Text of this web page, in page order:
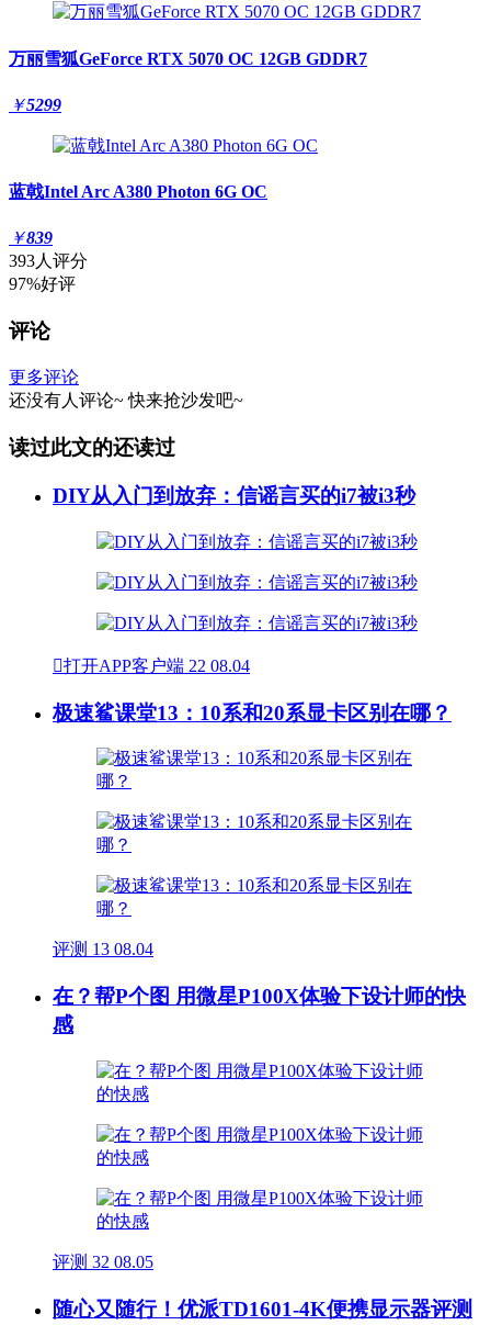
万丽雪狐GeForce RTX 5070 OC 12GB GDDR7
￥5299
蓝戟Intel Arc A380 Photon 6G OC
￥839
393人评分
97%好评
评论
更多评论
还没有人评论~ 快来抢沙发吧~
读过此文的还读过
DIY从入门到放弃：信谣言买的i7被i3秒
打开APP客户端 22 08.04
极速鲨课堂13：10系和20系显卡区别在哪？
评测 13 08.04
在？帮P个图 用微星P100X体验下设计师的快
感
评测 32 08.05
随心又随行！优派TD1601-4K便携显示器评测